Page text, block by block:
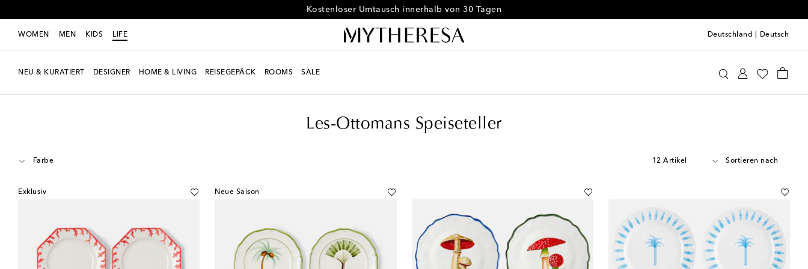
Free Shipping bei Bestellungen ab €300
WOMEN MEN KIDS LIFE Deutschland Deutsch
NEU & KURATIERT DESIGNER HOME & LIVING REISEGEPÄCK ROOMS SALE
Les-Ottomans Speiseteller
Farbe 12 Artikel Sortieren nach
Exklusiv Neue Saison